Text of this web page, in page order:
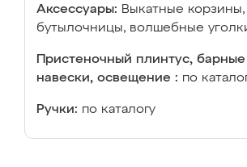
Аксессуары: Выкатные корзины,
бутылочницы, волшебные
Пристеночный плинтус,
навески, освещение : по
Ручки: по каталогу